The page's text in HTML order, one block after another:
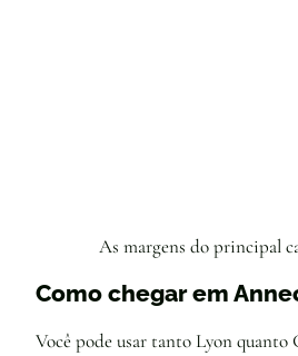
As margens do principal
Como chegar em
Você pode usar tanto Lyon quanto